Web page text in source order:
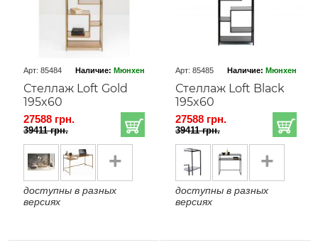
Арт: 85484 Наличие: Мюнхен
Стеллаж Loft Gold
195x60
27588 грн.
39411 грн.
+
доступны в разных
версиях
Арт: 85485 Наличие: Мюнхен
Стеллаж Loft Black
195x60
27588 грн.
39411 грн.
+
доступны в разных
версиях